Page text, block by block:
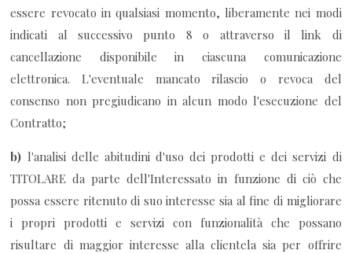
essere revocato in qualsiasi momento, liberamente nei modi
indicati al successivo punto 8 o attraverso il link di
cancellazione disponibile in ciascuna comunicazione
elettronica. L'eventuale mancato rilascio o revoca del
consenso non pregiudicano in alcun modo l'esecuzione del
Contratto;
b) l'analisi delle abitudini d'uso dei prodotti e dei servizi di
TITOLARE da parte dell'Interessato in funzione di ciò che
possa essere ritenuto di suo interesse sia al fine di migliorare
i propri prodotti e servizi con funzionalità che possano
risultare di maggior interesse alla clientela sia per offrire